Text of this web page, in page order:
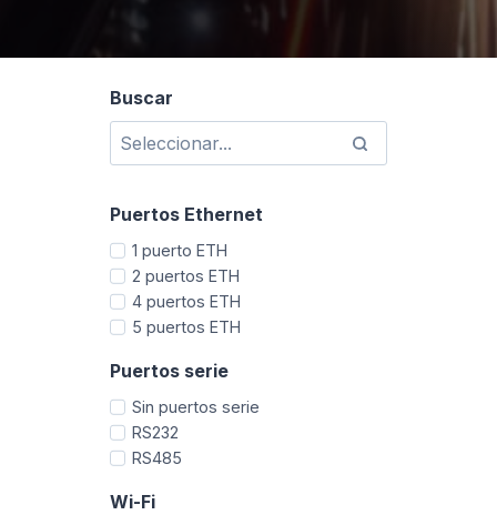
Buscar
Puertos Ethernet
1 puerto ETH
2 puertos ETH
4 puertos ETH
5 puertos ETH
Puertos serie
Sin puertos serie
RS232
RS485
Wi-Fi